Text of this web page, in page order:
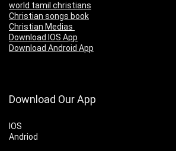
world tamil christians
Christian songs book
Christian Medias
Download IOS App
Download Android App
Download Our App
IOS
Andriod